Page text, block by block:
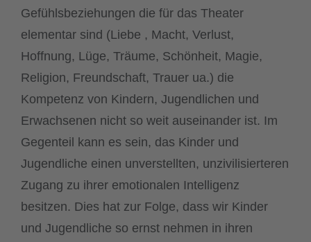
Gefühlsbeziehungen die für das Theater
elementar sind (Liebe , Macht, Verlust,
Hoffnung, Lüge, Träume, Schönheit, Magie,
Religion, Freundschaft, Trauer ua.) die
Kompetenz von Kindern, Jugendlichen und
Erwachsenen nicht so weit auseinander ist. Im
Gegenteil kann es sein, das Kinder und
Jugendliche einen unverstellten, unzivilisierteren
Zugang zu ihrer emotionalen Intelligenz
besitzen. Dies hat zur Folge, dass wir Kinder
und Jugendliche so ernst nehmen in ihren